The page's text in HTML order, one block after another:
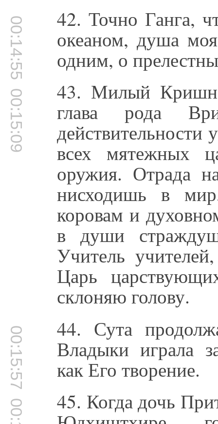
00:14:55 42. Точно Ганга,
океаном, душа
одним, о
00:15:09 43. Милый
глава рода
действительности
всех мятежных
оружия. Отрада
нисходишь в мир,
коровам и
в души
Учитель
Царь
склоняю голову.
00:15:57 44. Сута
Владыки играла
как Его творение.
45. Когда дочь